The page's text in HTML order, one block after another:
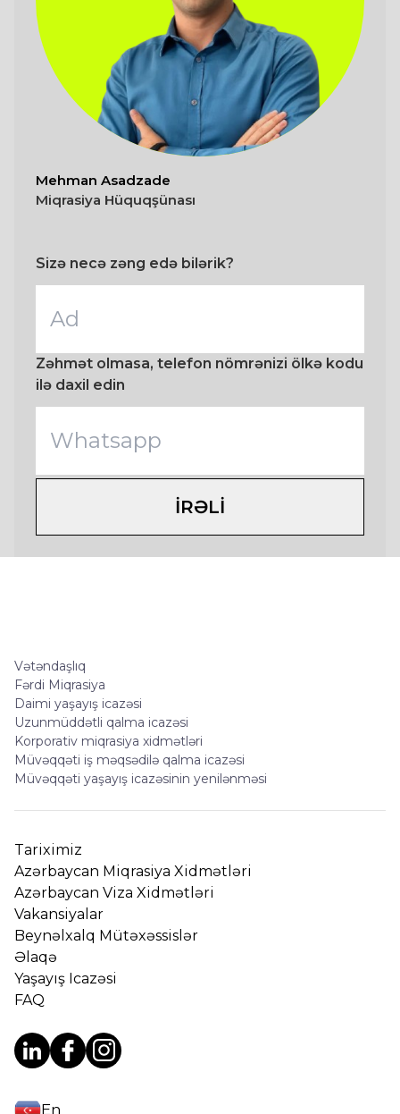
Mehman Asadzade
Miqrasiya Hüquqşünası
Sizə necə zəng edə bilərik?
Zəhmət olmasa, telefon nömrənizi ölkə kodu
ilə daxil edin
IRƏLI
Vətəndaşlıq
Fərdi Miqrasiya
Daimi yaşayış icazəsi
Uzunmüddətli qalma icazəsi
Korporativ miqrasiya xidmətləri
Müvəqqəti iş məqsədilə qalma icazəsi
Müvəqqəti yaşayış icazəsinin yenilənməsi
Tariximiz
Azərbaycan Miqrasiya Xidmətləri
Azərbaycan Viza Xidmətləri
Vakansiyalar
Beynəlxalq Mütəxəssislər
Əlaqə
Yaşayış Icazəsi
FAQ
En